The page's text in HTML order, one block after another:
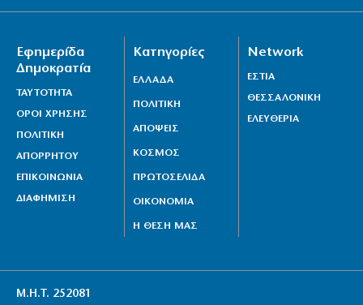
Εφημερίδα
Δημοκρατία
ΤΑΥΤΟΤΗΤΑ
ΟΡΟΙ ΧΡΗΣΗΣ
ΠΟΛΙΤΙΚΗ
ΑΠΟΡΡΗΤΟΥ
ΕΠΙΚΟΙΝΩΝΙΑ
ΔΙΑΦΗΜΙΣΗ
Κατηγορίες
ΕΛΛΑΔΑ
ΠΟΛΙΤΙΚΗ
ΑΠΟΨΕΙΣ
ΚΟΣΜΟΣ
ΠΡΩΤΟΣΕΛΙΔΑ
ΟΙΚΟΝΟΜΙΑ
Η ΘΕΣΗ ΜΑΣ
Network
ΕΣΤΙΑ
ΘΕΣΣΑΛΟΝΙΚΗ
ΕΛΕΥΘΕΡΙΑ
Μ.Η.Τ. 252081